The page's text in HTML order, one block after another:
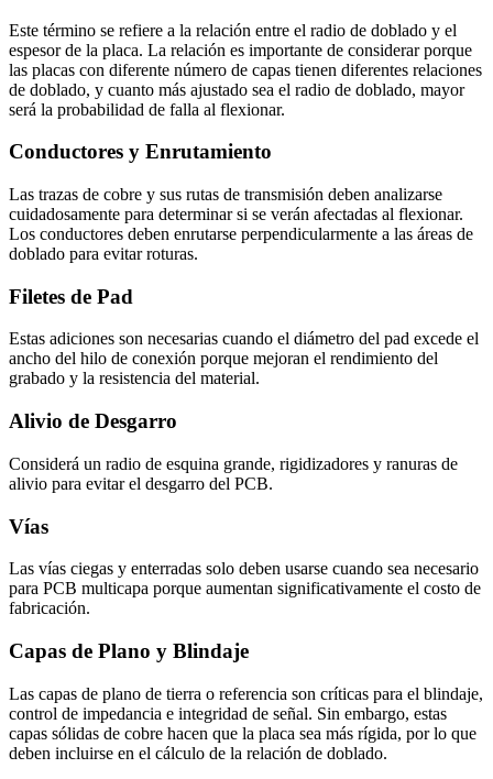
Este término se refiere a la relación entre el radio de doblado y el
espesor de la placa. La relación es importante de considerar porque
las placas con diferente número de capas tienen diferentes relaciones
de doblado, y cuanto más ajustado sea el radio de doblado, mayor
será la probabilidad de falla al flexionar.
Conductores y Enrutamiento
Las trazas de cobre y sus rutas de transmisión deben analizarse
cuidadosamente para determinar si se verán afectadas al flexionar.
Los conductores deben enrutarse perpendicularmente a las áreas de
doblado para evitar roturas.
Filetes de Pad
Estas adiciones son necesarias cuando el diámetro del pad excede el
ancho del hilo de conexión porque mejoran el rendimiento del
grabado y la resistencia del material.
Alivio de Desgarro
Considerá un radio de esquina grande, rigidizadores y ranuras de
alivio para evitar el desgarro del PCB.
Vías
Las vías ciegas y enterradas solo deben usarse cuando sea necesario
para PCB multicapa porque aumentan significativamente el costo de
fabricación.
Capas de Plano y Blindaje
Las capas de plano de tierra o referencia son críticas para el blindaje,
control de impedancia e integridad de señal. Sin embargo, estas
capas sólidas de cobre hacen que la placa sea más rígida, por lo que
deben incluirse en el cálculo de la relación de doblado.